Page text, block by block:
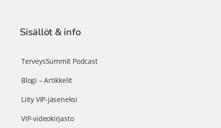
Sisällöt & info
TerveysSummit Podcast
Blogi – Artikkelit
Liity VIP-jäseneksi
VIP-videokirjasto